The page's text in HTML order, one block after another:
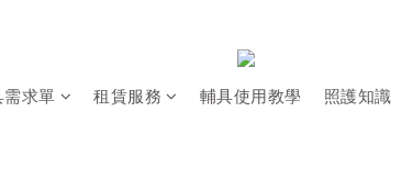
求單 租賃服務 輔具使用教學 照護知識